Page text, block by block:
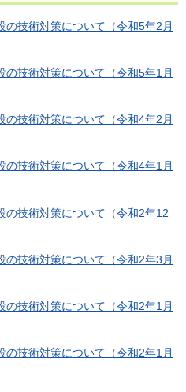
の技術対策について（令和5年2月
の技術対策について（令和5年1月
の技術対策について（令和4年2月
の技術対策について（令和4年1月
の技術対策について（令和2年12
の技術対策について（令和2年3月
の技術対策について（令和2年1月
の技術対策について（令和2年1月